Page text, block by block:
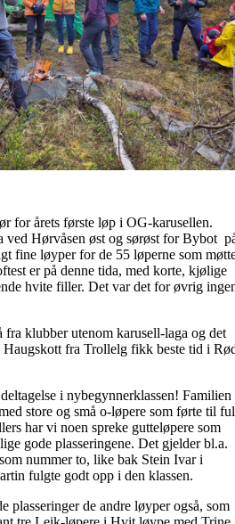
for årets første løp i OG-karusellen.
ved Hørvåsen øst og sørøst for Bybot
fine løyper for de 55 løperne som
er på denne tida, med korte, kjølige
hvite filler. Det var det for øvrig
fra klubber utenom karusell-laga og det
Haugskott fra Trollelg fikk beste tid i
i nybegynnerklassen! Familien
store og små o-løpere som førte til
har vi noen spreke gutteløpere som
gode plasseringene. Det gjelder bl.a.
nummer to, like bak Stein Ivar i
fulgte godt opp i den klassen.
plasseringer de andre løyper også, som